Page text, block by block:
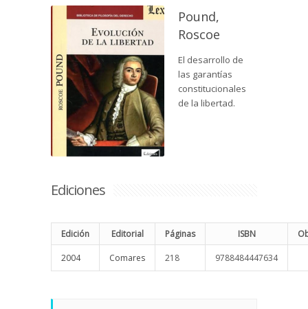
Pound,
Roscoe
El desarrollo de
las garantías
constitucionales
de la libertad.
Ediciones
Edición Editorial Páginas ISBN
2004 Comares 218 9788484447634